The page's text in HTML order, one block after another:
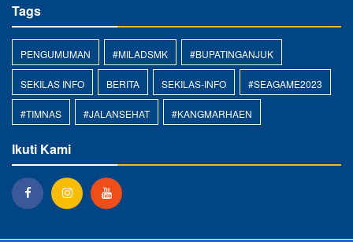
Tags
PENGUMUMAN #MILADSMK #BUPATINGANJUK
SEKILAS INFO BERITA SEKILAS-INFO #SEAGAME2023
#TIMNAS #JALANSEHAT #KANGMARHAEN
Ikuti Kami